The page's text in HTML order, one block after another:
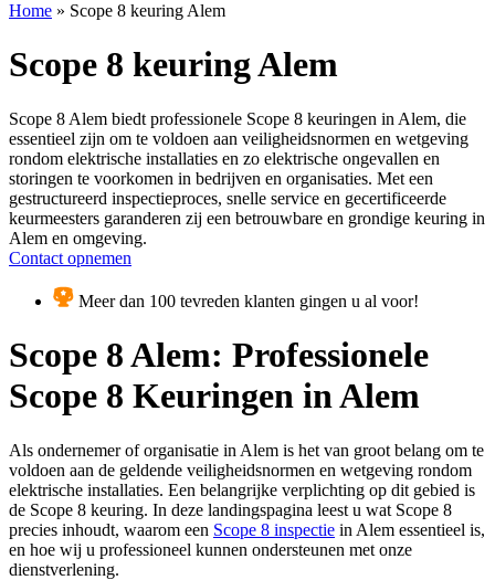
Home » Scope 8 keuring Alem
Scope 8 keuring Alem
Scope 8 Alem biedt professionele Scope 8 keuringen in Alem, die
essentieel zijn om te voldoen aan veiligheidsnormen en wetgeving
rondom elektrische installaties en zo elektrische ongevallen en
storingen te voorkomen in bedrijven en organisaties. Met een
gestructureerd inspectieproces, snelle service en gecertificeerde
keurmeesters garanderen zij een betrouwbare en grondige keuring in
Alem en omgeving.
Contact opnemen
Meer dan 100 tevreden klanten gingen u al voor!
Scope 8 Alem: Professionele
Scope 8 Keuringen in Alem
Als ondernemer of organisatie in Alem is het van groot belang om te
voldoen aan de geldende veiligheidsnormen en wetgeving rondom
elektrische installaties. Een belangrijke verplichting op dit gebied is
de Scope 8 keuring. In deze landingspagina leest u wat Scope 8
precies inhoudt, waarom een Scope 8 inspectie in Alem essentieel is,
en hoe wij u professioneel kunnen ondersteunen met onze
dienstverlening.